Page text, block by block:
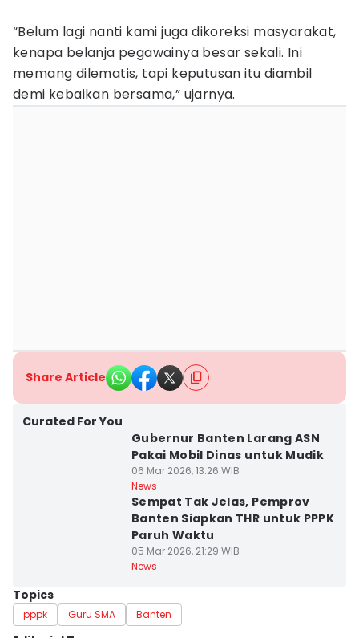
“Belum lagi nanti kami juga dikoreksi masyarakat,
kenapa belanja pegawainya besar sekali. Ini
memang dilematis, tapi keputusan itu diambil
demi kebaikan bersama,” ujarnya.
Share Article
Curated For You
Gubernur Banten Larang ASN
Pakai Mobil Dinas untuk Mudik
06 Mar 2026, 13:26 WIB
News
Sempat Tak Jelas, Pemprov
Banten Siapkan THR untuk PPPK
Paruh Waktu
05 Mar 2026, 21:29 WIB
News
Topics
pppk Guru SMA Banten